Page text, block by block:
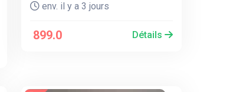
env. il y a 3 jours
899.0 Détails